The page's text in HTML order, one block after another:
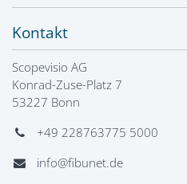
Kontakt
Scopevisio AG
Konrad-Zuse-Platz 7
53227 Bonn
+49 228763775 5000
info@fibunet.de